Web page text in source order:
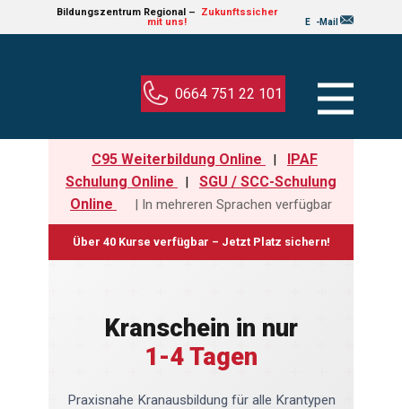
Bildungs​ze​ntru​m Regional –
Zukun​ft​ssic​her
mit uns!
E -Mail
0664 751 22 101
C95 Weiterbildung Online |
IPAF
Schulung Online
|
SGU / SCC-Schulung
Online
| In mehreren Sprachen verfügbar
Über 40 Kurse verfügbar – Jetzt Platz sichern!
Kranschein in nur
1-4 Tagen
Praxisnahe Kranausbildung für alle Krantypen